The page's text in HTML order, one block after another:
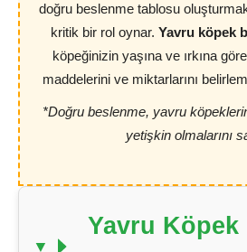
doğru beslenme tablosu
kritik bir rol oynar. Yavru köpek
köpeğinizin yaşına ve ırkına
maddelerini ve miktarlarını
*Doğru beslenme, yavru
yetişkin olmalarını
Yavru Köpek